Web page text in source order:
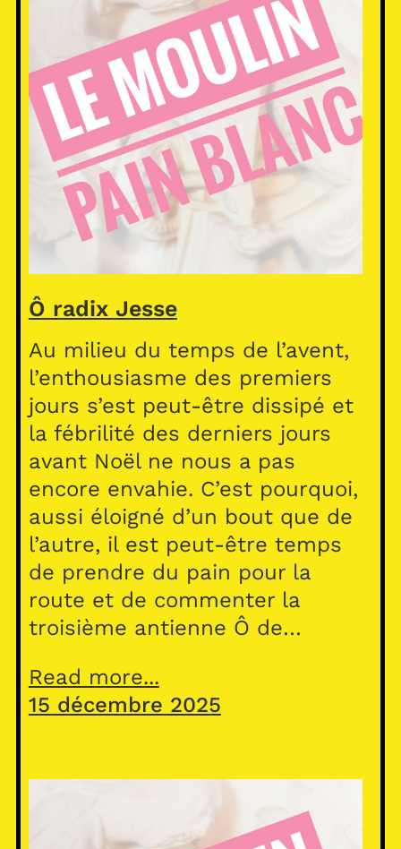
Ô radix Jesse
Au milieu du temps de l’avent,
l’enthousiasme des premiers
jours s’est peut-être dissipé et
la fébrilité des derniers jours
avant Noël ne nous a pas
encore envahie. C’est pourquoi,
aussi éloigné d’un bout que de
l’autre, il est peut-être temps
de prendre du pain pour la
route et de commenter la
troisième antienne Ô de…
Read more...
15 décembre 2025